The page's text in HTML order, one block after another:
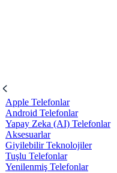
Apple Telefonlar
Android Telefonlar
Yapay Zeka (AI) Telefonlar
Aksesuarlar
Giyilebilir Teknolojiler
Tuşlu Telefonlar
Yenilenmiş Telefonlar